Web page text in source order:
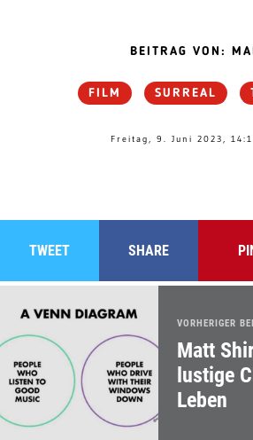
BEITRAG VON:
FILM SURREAL
Freitag, 9. Juni 2023,
TWEET SHARE
VORHERIGER
Matt
lustige
Leben